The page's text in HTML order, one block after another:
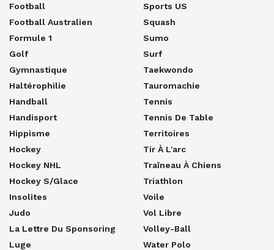
Football
Football Australien
Formule 1
Golf
Gymnastique
Haltérophilie
Handball
Handisport
Hippisme
Hockey
Hockey NHL
Hockey S/glace
Insolites
Judo
La Lettre Du Sponsoring
Luge
Sports US
Squash
Sumo
Surf
Taekwondo
Tauromachie
Tennis
Tennis De Table
Territoires
Tir À L'arc
Traîneau À Chiens
Triathlon
Voile
Vol Libre
Volley-Ball
Water Polo